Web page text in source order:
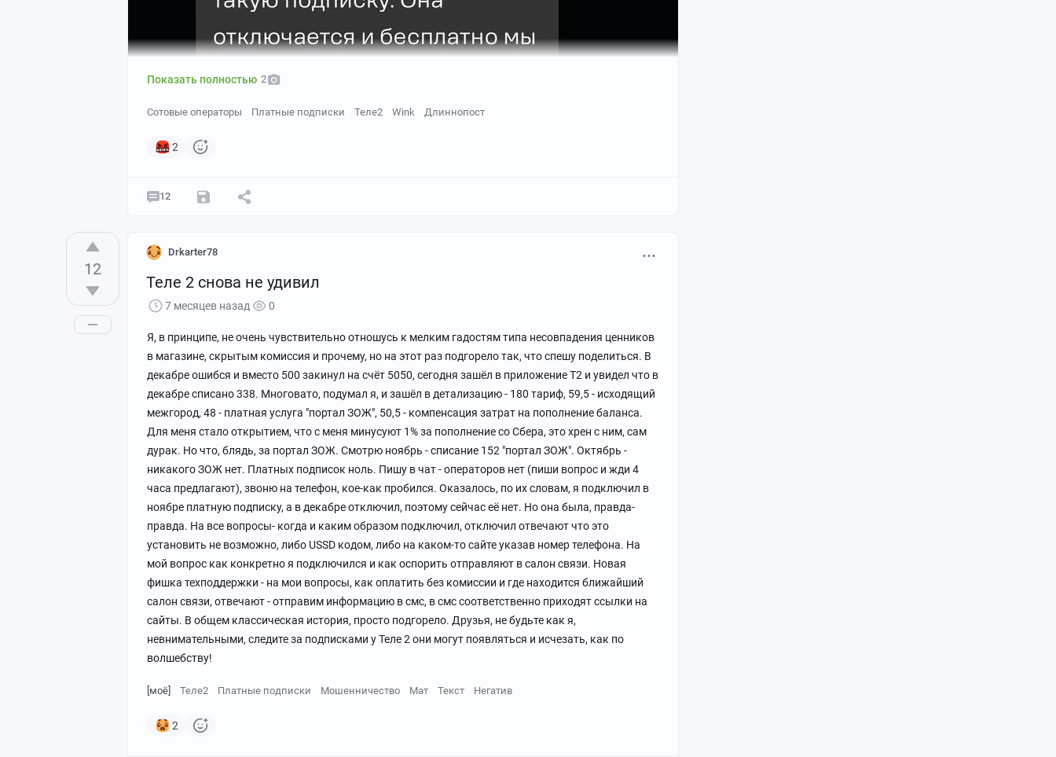
Показать полностью 2
Сотовые операторы Платные подписки Теле2 Wink Длиннопост
2
12
12
Drkarter78
Теле 2 снова не удивил
7 месяцев назад 0
Я, в принципе, не очень чувствительно отношусь к мелким гадостям типа несовпадения ценников
в магазине, скрытым комиссия и прочему, но на этот раз подгорело так, что спешу поделиться. В
декабре ошибся и вместо 500 закинул на счёт 5050, сегодня зашёл в приложение Т2 и увидел что в
декабре списано 338. Многовато, подумал я, и зашёл в детализацию - 180 тариф, 59,5 - исходящий
межгород, 48 - платная услуга "портал ЗОЖ", 50,5 - компенсация затрат на пополнение баланса.
Для меня стало открытием, что с меня минусуют 1% за пополнение со Сбера, это хрен с ним, сам
дурак. Но что, блядь, за портал ЗОЖ. Смотрю ноябрь - списание 152 "портал ЗОЖ". Октябрь -
никакого ЗОЖ нет. Платных подписок ноль. Пишу в чат - операторов нет (пиши вопрос и жди 4
часа предлагают), звоню на телефон, кое-как пробился. Оказалось, по их словам, я подключил в
ноябре платную подписку, а в декабре отключил, поэтому сейчас её нет. Но она была, правда-
правда. На все вопросы- когда и каким образом подключил, отключил отвечают что это
установить не возможно, либо USSD кодом, либо на каком-то сайте указав номер телефона. На
мой вопрос как конкретно я подключился и как оспорить отправляют в салон связи. Новая
фишка техподдержки - на мои вопросы, как оплатить без комиссии и где находится ближайший
салон связи, отвечают - отправим информацию в смс, в смс соответственно приходят ссылки на
сайты. В общем классическая история, просто подгорело. Друзья, не будьте как я,
невнимательными, следите за подписками у Теле 2 они могут появляться и исчезать, как по
волшебству!
[моё] Теле2 Платные подписки Мошенничество Мат Текст Негатив
2